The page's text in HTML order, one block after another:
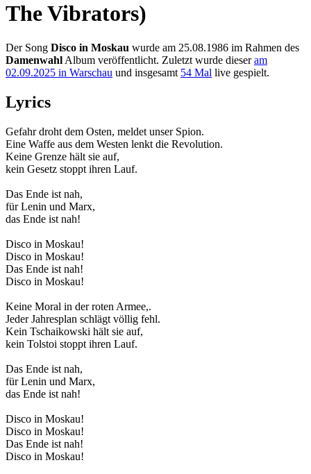
The Vibrators)
Der Song Disco in Moskau wurde am 25.08.1986 im Rahmen des
Damenwahl Album veröffentlicht. Zuletzt wurde dieseram
02.09.2025 in Warschau und insgesamt 54 Mal live gespielt.
Lyrics
Gefahr droht dem Osten, meldet unser Spion.
Eine Waffe aus dem Westen lenkt die Revolution.
Keine Grenze hält sie auf,
kein Gesetz stoppt ihren Lauf.
Das Ende ist nah,
für Lenin und Marx,
das Ende ist nah!
Disco in Moskau!
Disco in Moskau!
Das Ende ist nah!
Disco in Moskau!
Keine Moral in der roten Armee,.
Jeder Jahresplan schlägt völlig fehl.
Kein Tschaikowski hält sie auf,
kein Tolstoi stoppt ihren Lauf.
Das Ende ist nah,
für Lenin und Marx,
das Ende ist nah!
Disco in Moskau!
Disco in Moskau!
Das Ende ist nah!
Disco in Moskau!